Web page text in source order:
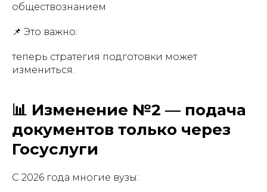
обществознанием
📌 Это важно:
теперь стратегия подготовки может
измениться.
📊 Изменение №2 — подача
документов только через
Госуслуги
С 2026 года многие вузы: